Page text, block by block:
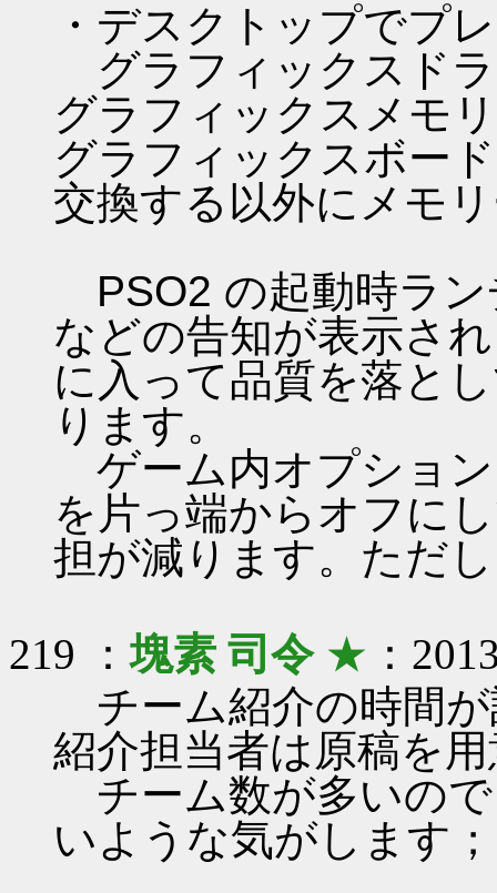
・デスクトップでプ
グラフィックスド
グラフィックスメモ
グラフィックスボー
交換する以外にメモ
PSO2 の起動時ラン
などの告知が表示さ
に入って品質を落と
ります。
ゲーム内オプショ
を片っ端からオフに
担が減ります。ただ
219 ：塊素 司令★ ：
チーム紹介の時間
紹介担当者は原稿を
チーム数が多いの
いような気がします；